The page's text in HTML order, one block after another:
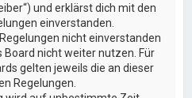
und erklärst dich mit den
einverstanden.
nicht einverstanden
Board nicht weiter nutzen. Für
gelten jeweils die an dieser
Regelungen.